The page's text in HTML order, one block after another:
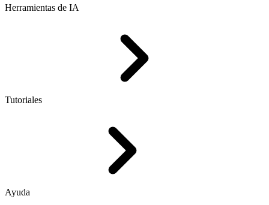
Herramientas de IA
Tutoriales
Ayuda